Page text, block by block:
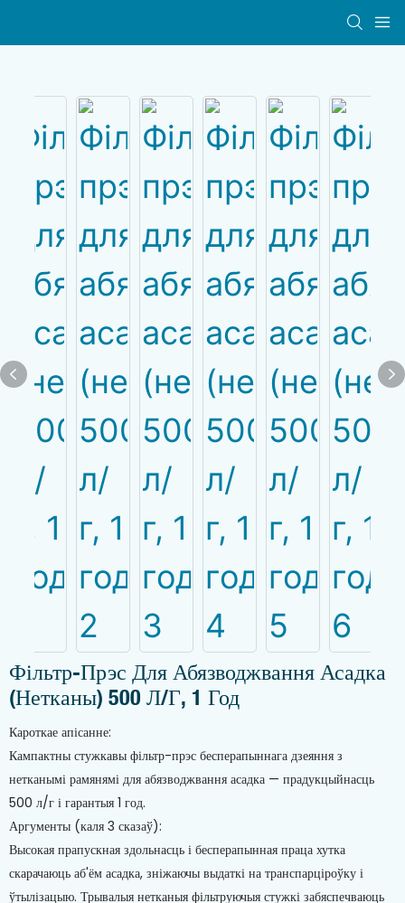
Фільтр-Прэс Для Абязводжвання Асадка
(нетканы) 500 Л/г, 1 Год
Кароткае апісанне:
Кампактны стужкавы фільтр-прэс бесперапыннага дзеяння з
нетканымі рамянямі для абязводжвання асадка — прадукцыйнасць
500 л/г і гарантыя 1 год.
Аргументы (каля 3 сказаў):
Высокая прапускная здольнасць і бесперапынная праца хутка
скарачаюць аб'ём асадка, зніжаючы выдаткі на транспарціроўку і
ўтылізацыю. Трывалыя нетканыя фільтруючыя стужкі забяспечваюць